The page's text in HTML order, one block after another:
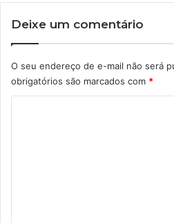
Deixe um comentário
O seu endereço de e-mail não será
obrigatórios são marcados com *